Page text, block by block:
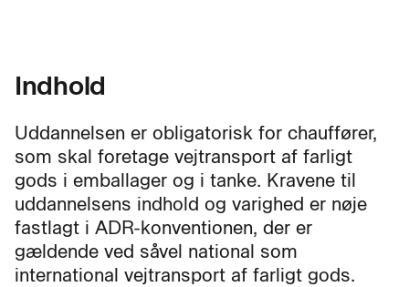
Indhold
Uddannelsen er obligatorisk for chauffører,
som skal foretage vejtransport af farligt
gods i emballager og i tanke. Kravene til
uddannelsens indhold og varighed er nøje
fastlagt i ADR-konventionen, der er
gældende ved såvel national som
international vejtransport af farligt gods.